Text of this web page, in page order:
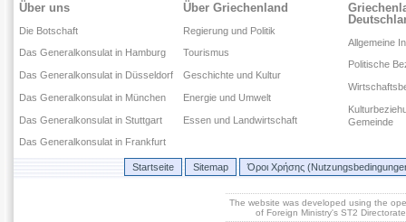
Über uns
Die Botschaft
Das Generalkonsulat in Hamburg
Das Generalkonsulat in Düsseldorf
Das Generalkonsulat in München
Das Generalkonsulat in Stuttgart
Das Generalkonsulat in Frankfurt
Über Griechenland
Regierung und Politik
Tourismus
Geschichte und Kultur
Energie und Umwelt
Essen und Landwirtschaft
Allgemeine
Politische
Gemeinde
Startseite Sitemap Όροι Χρήσης
The website was developed using the
of Foreign Ministry's ST2